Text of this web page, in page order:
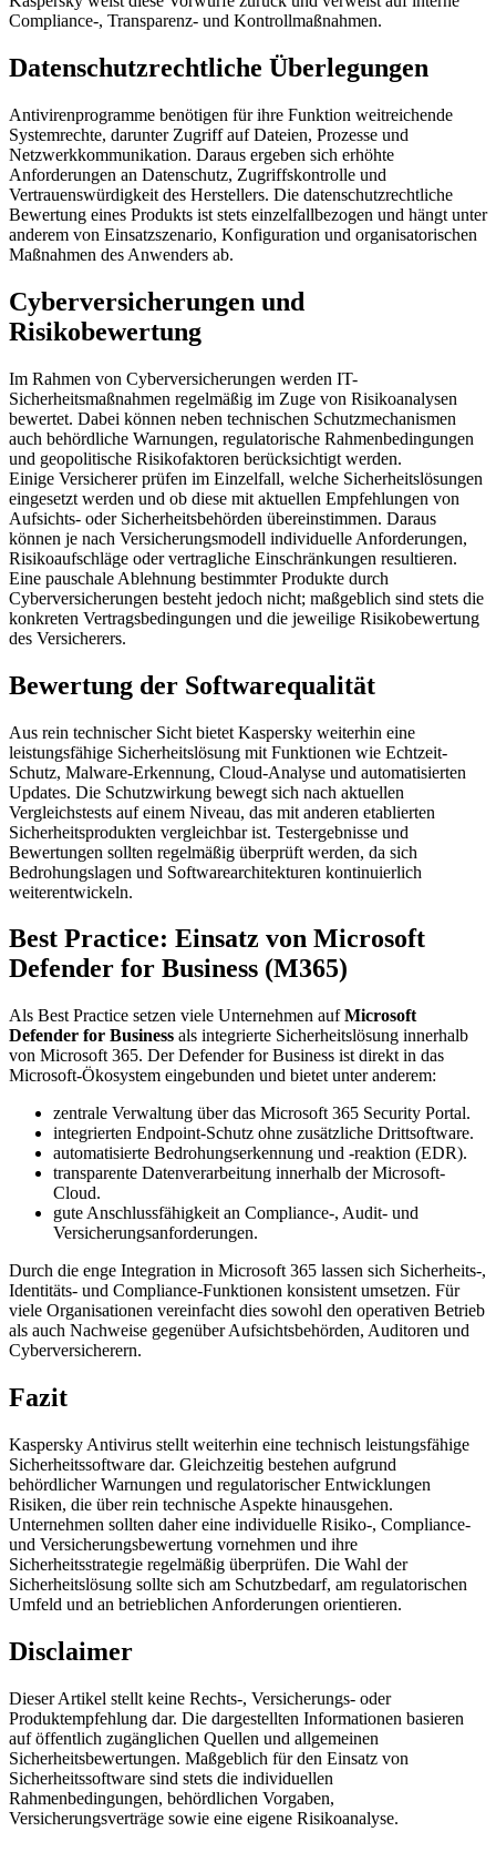
Compliance-, Transparenz- und Kontrollmaßnahmen.
Datenschutzrechtliche Überlegungen
Antivirenprogramme benötigen für ihre Funktion weitreichende
Systemrechte, darunter Zugriff auf Dateien, Prozesse und
Netzwerkkommunikation. Daraus ergeben sich erhöhte
Anforderungen an Datenschutz, Zugriffskontrolle und
Vertrauenswürdigkeit des Herstellers. Die datenschutzrechtliche
Bewertung eines Produkts ist stets einzelfallbezogen und hängt unter
anderem von Einsatzszenario, Konfiguration und organisatorischen
Maßnahmen des Anwenders ab.
Cyberversicherungen und
Risikobewertung
Im Rahmen von Cyberversicherungen werden IT-
Sicherheitsmaßnahmen regelmäßig im Zuge von Risikoanalysen
bewertet. Dabei können neben technischen Schutzmechanismen
auch behördliche Warnungen, regulatorische Rahmenbedingungen
und geopolitische Risikofaktoren berücksichtigt werden.
Einige Versicherer prüfen im Einzelfall, welche Sicherheitslösungen
eingesetzt werden und ob diese mit aktuellen Empfehlungen von
Aufsichts- oder Sicherheitsbehörden übereinstimmen. Daraus
können je nach Versicherungsmodell individuelle Anforderungen,
Risikoaufschläge oder vertragliche Einschränkungen resultieren.
Eine pauschale Ablehnung bestimmter Produkte durch
Cyberversicherungen besteht jedoch nicht; maßgeblich sind stets die
konkreten Vertragsbedingungen und die jeweilige Risikobewertung
des Versicherers.
Bewertung der Softwarequalität
Aus rein technischer Sicht bietet Kaspersky weiterhin eine
leistungsfähige Sicherheitslösung mit Funktionen wie Echtzeit-
Schutz, Malware-Erkennung, Cloud-Analyse und automatisierten
Updates. Die Schutzwirkung bewegt sich nach aktuellen
Vergleichstests auf einem Niveau, das mit anderen etablierten
Sicherheitsprodukten vergleichbar ist. Testergebnisse und
Bewertungen sollten regelmäßig überprüft werden, da sich
Bedrohungslagen und Softwarearchitekturen kontinuierlich
weiterentwickeln.
Best Practice: Einsatz von Microsoft
Defender for Business (M365)
Als Best Practice setzen viele Unternehmen aufMicrosoft
Defender for Business als integrierte Sicherheitslösung innerhalb
von Microsoft 365. Der Defender for Business ist direkt in das
Microsoft-Ökosystem eingebunden und bietet unter anderem:
zentrale Verwaltung über das Microsoft 365 Security Portal.
integrierten Endpoint-Schutz ohne zusätzliche Drittsoftware.
automatisierte Bedrohungserkennung und -reaktion (EDR).
transparente Datenverarbeitung innerhalb der Microsoft-
Cloud.
gute Anschlussfähigkeit an Compliance-, Audit- und
Versicherungsanforderungen.
Durch die enge Integration in Microsoft 365 lassen sich Sicherheits-,
Identitäts- und Compliance-Funktionen konsistent umsetzen. Für
viele Organisationen vereinfacht dies sowohl den operativen Betrieb
als auch Nachweise gegenüber Aufsichtsbehörden, Auditoren und
Cyberversicherern.
Fazit
Kaspersky Antivirus stellt weiterhin eine technisch leistungsfähige
Sicherheitssoftware dar. Gleichzeitig bestehen aufgrund
behördlicher Warnungen und regulatorischer Entwicklungen
Risiken, die über rein technische Aspekte hinausgehen.
Unternehmen sollten daher eine individuelle Risiko-, Compliance-
und Versicherungsbewertung vornehmen und ihre
Sicherheitsstrategie regelmäßig überprüfen. Die Wahl der
Sicherheitslösung sollte sich am Schutzbedarf, am regulatorischen
Umfeld und an betrieblichen Anforderungen orientieren.
Disclaimer
Dieser Artikel stellt keine Rechts-, Versicherungs- oder
Produktempfehlung dar. Die dargestellten Informationen basieren
auf öffentlich zugänglichen Quellen und allgemeinen
Sicherheitsbewertungen. Maßgeblich für den Einsatz von
Sicherheitssoftware sind stets die individuellen
Rahmenbedingungen, behördlichen Vorgaben,
Versicherungsverträge sowie eine eigene Risikoanalyse.